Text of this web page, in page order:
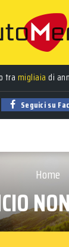
tra migliaia di
Seguici su
Home